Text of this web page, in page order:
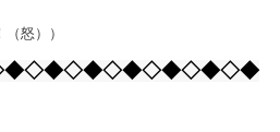
怒））